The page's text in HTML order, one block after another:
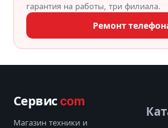
гарантия на работы, три филиала.
Ремонт
Сервисcom
Магазин техники и